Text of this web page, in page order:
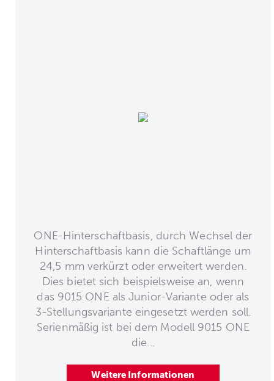
ONE-Hinterschaftbasis, durch Wechsel der
Hinterschaftbasis kann die Schaftlänge um
24,5 mm verkürzt oder erweitert werden.
Dies bietet sich beispielsweise an, wenn
das 9015 ONE als Junior-Variante oder als
3-Stellungsvariante eingesetzt werden soll.
Serienmäßig ist bei dem Modell 9015 ONE
die...
Weitere Informationen